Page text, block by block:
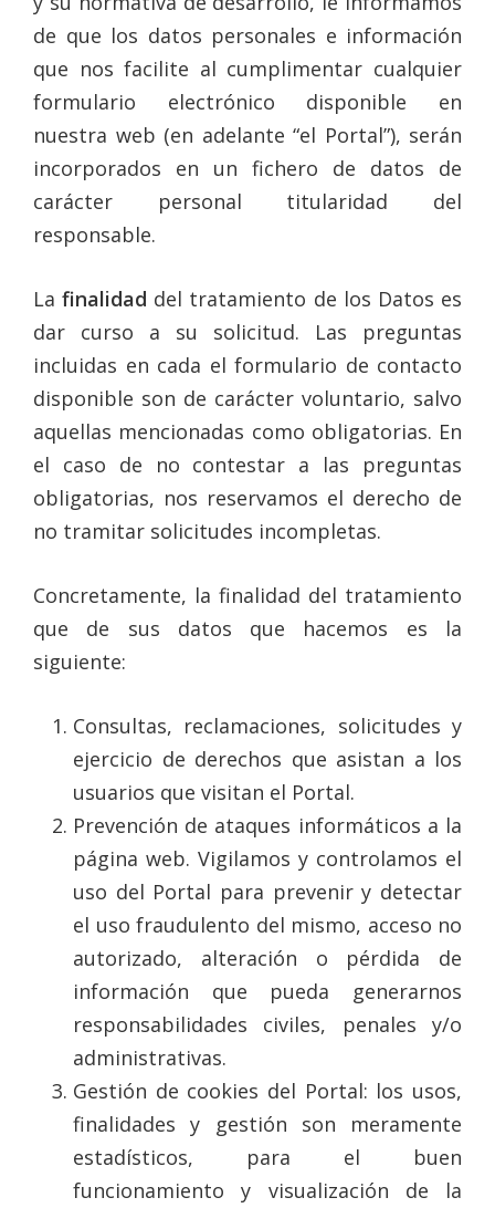
de que los datos personales e información
que nos facilite al cumplimentar cualquier
formulario electrónico disponible en
nuestra web (en adelante “el Portal”), serán
incorporados en un fichero de datos de
carácter personal titularidad del
responsable.
Lafinalidad del tratamiento de los Datos es
dar curso a su solicitud. Las preguntas
incluidas en cada el formulario de contacto
disponible son de carácter voluntario, salvo
aquellas mencionadas como obligatorias. En
el caso de no contestar a las preguntas
obligatorias, nos reservamos el derecho de
no tramitar solicitudes incompletas.
Concretamente, la finalidad del tratamiento
que de sus datos que hacemos es la
siguiente:
Consultas, reclamaciones, solicitudes y
ejercicio de derechos que asistan a los
usuarios que visitan el Portal.
Prevención de ataques informáticos a la
página web. Vigilamos y controlamos el
uso del Portal para prevenir y detectar
el uso fraudulento del mismo, acceso no
autorizado, alteración o pérdida de
información que pueda generarnos
responsabilidades civiles, penales y/o
administrativas.
Gestión de cookies del Portal: los usos,
finalidades y gestión son meramente
estadísticos, para el buen
funcionamiento y visualización de la